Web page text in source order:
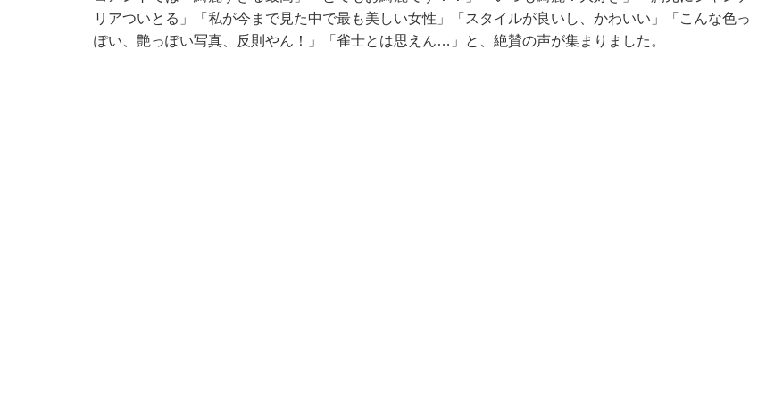
リアついとる」「私が今まで見た中で最も美しい女性」「スタイルが良いし、かわいい」「こんな色っ
ぽい、艶っぽい写真、反則やん！」「雀士とは思えん…」と、絶賛の声が集まりました。